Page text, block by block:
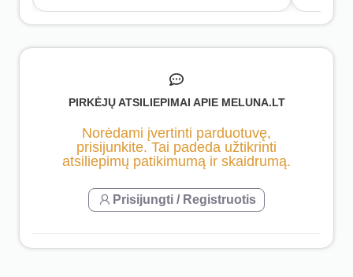
PIRKĖJŲ ATSILIEPIMAI APIE MELUNA.LT
Norėdami įvertinti parduotuvę,
prisijunkite. Tai padeda užtikrinti
atsiliepimų patikimumą ir skaidrumą.
Prisijungti / Registruotis